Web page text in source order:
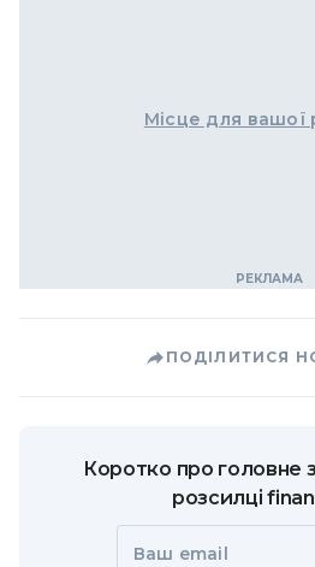
Місце для вашої
ПОДІЛИТИСЯ
Коротко про головне
розсилці
Ваш email